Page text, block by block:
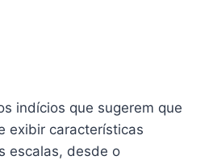
indícios que sugerem que
exibir características
escalas, desde o